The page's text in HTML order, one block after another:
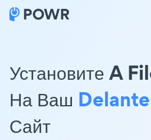
Установите A
На Ваш Delante
Сайт